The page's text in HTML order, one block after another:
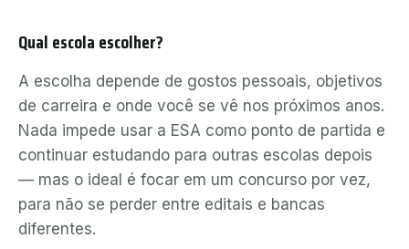
Qual escola escolher?
A escolha depende de gostos pessoais, objetivos
de carreira e onde você se vê nos próximos anos.
Nada impede usar a ESA como ponto de partida e
continuar estudando para outras escolas depois
— mas o ideal é focar em um concurso por vez,
para não se perder entre editais e bancas
diferentes.